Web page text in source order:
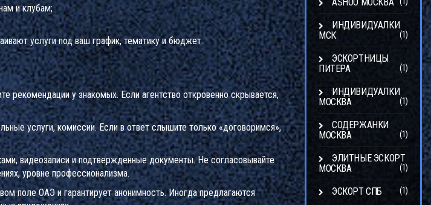
и клубам;
услуги под ваш график, тематику и бюджет.
рекомендации у знакомых. Если агентство откровенно скрывается,
услуги, комиссии. Если в ответ слышите только «договоримся»,
видеозаписи и подтвержденные документы. Не согласовывайте
уровне профессионализма.
поле ОАЭ и гарантирует анонимность. Иногда предлагаются
ИНДИВИДУАЛКИ
МСК
(1)
ЭСКОРТНИЦЫ
ПИТЕРА
(1)
ИНДИВИДУАЛКИ
МОСКВА
(1)
СОДЕРЖАНКИ
МОСКВА
(1)
ЭЛИТНЫЕ ЭСКОРТ
МОСКВА
(1)
ЭСКОРТ СПБ (1)